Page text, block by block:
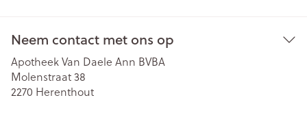
Neem contact met ons op
Apotheek Van Daele Ann BVBA
Molenstraat 38
2270 Herenthout